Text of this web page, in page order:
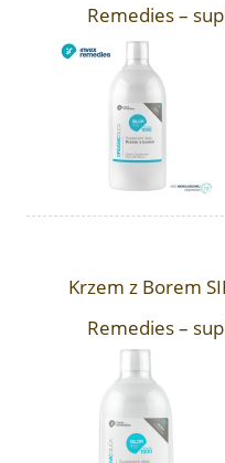
Remedies –
Krzem z Borem
Remedies –